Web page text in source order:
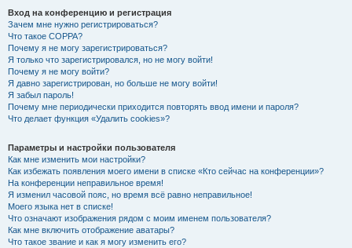
Вход на конференцию и регистрация
Зачем мне нужно регистрироваться?
Что такое COPPA?
Почему я не могу зарегистрироваться?
Я только что зарегистрировался, но не могу войти!
Почему я не могу войти?
Я давно зарегистрирован, но больше не могу войти!
Я забыл пароль!
Почему мне периодически приходится повторять ввод имени и пароля?
Что делает функция «Удалить cookies»?
Параметры и настройки пользователя
Как мне изменить мои настройки?
Как избежать появления моего имени в списке «Кто сейчас на конференции»?
На конференции неправильное время!
Я изменил часовой пояс, но время всё равно неправильное!
Моего языка нет в списке!
Что означают изображения рядом с моим именем пользователя?
Как мне включить отображение аватары?
Что такое звание и как я могу изменить его?